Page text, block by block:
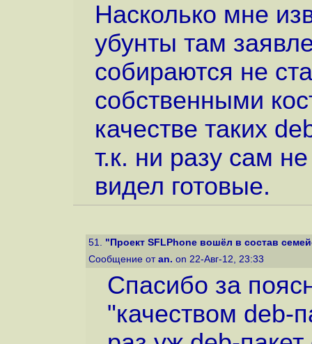
Насколько мне
убунты там
собираются не
собственными
качестве таких
т.к. ни разу сам
видел готовые.
51. "Проект SFLPhone вошёл в состав
Сообщение от an. on 22-Авг-12, 23:33
Спасибо за
"качеством deb-